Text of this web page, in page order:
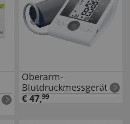
Oberarm-
Blutdruckmessgerät
€ 47,99